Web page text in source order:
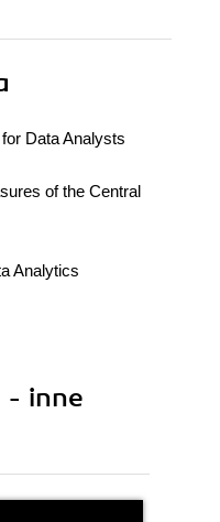
Data Analysts
of the Central
Analytics
- inne